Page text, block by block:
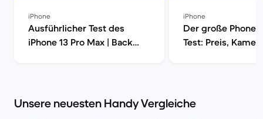
iPhone
Ausführlicher Test des
iPhone 13 Pro Max | Back
iPhone
Der große Phone
Test: Preis,
Unsere neuesten Handy Vergleiche